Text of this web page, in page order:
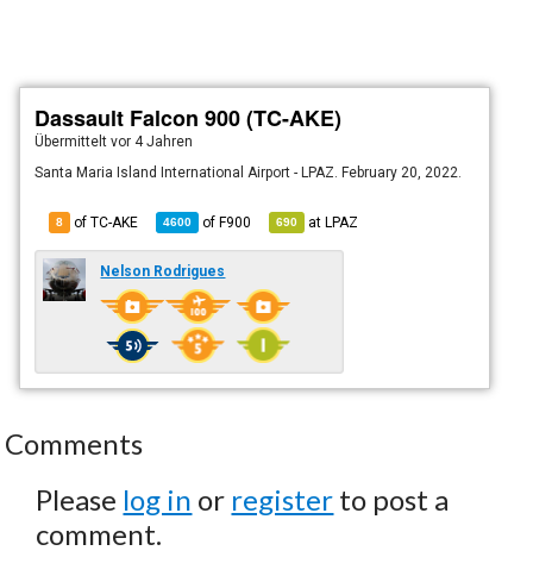
Dassault Falcon 900 (TC-AKE)
Übermitteltvor 4 Jahren
Santa Maria Island International Airport - LPAZ. February 20, 2022.
8 of TC-AKE 4600 ofF900 690 atLPAZ
Nelson Rodrigues
Comments
Please log in or register to post a
comment.